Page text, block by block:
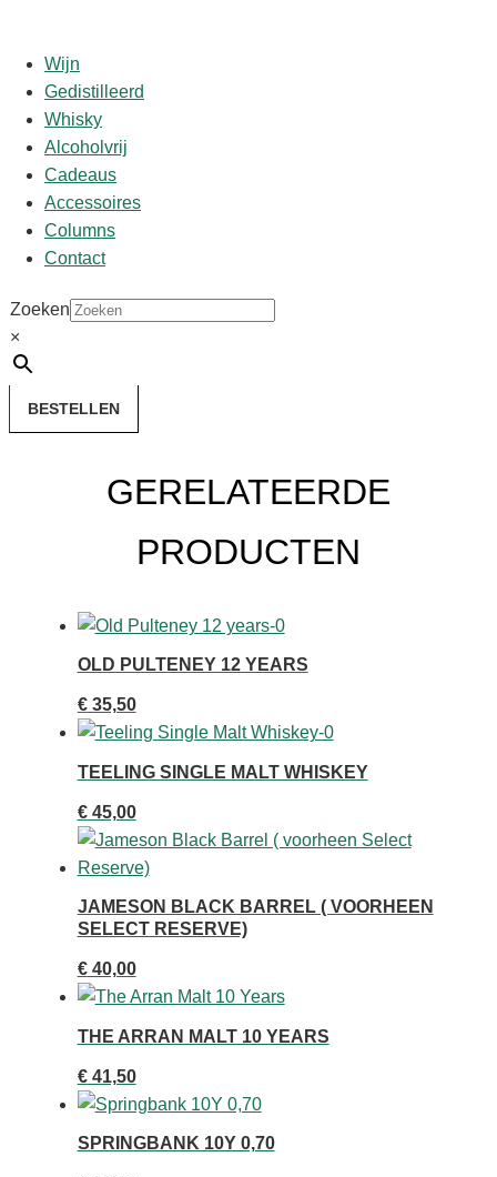
Wijn
Gedistilleerd
Whisky
Alcoholvrij
Cadeaus
Accessoires
Columns
Contact
Zoeken
×
Start/shop
Caol Ila 12y
48,50
Op voorraad
Caol
BESTELLEN
GERELATEERDE
PRODUCTEN
OLD PULTENEY 12 YEARS
€35,50
TEELING SINGLE MALT WHISKEY
€45,00
JAMESON BLACK BARREL ( VOORHEEN
SELECT RESERVE)
€40,00
THE ARRAN MALT 10 YEARS
€41,50
SPRINGBANK 10Y 0,70